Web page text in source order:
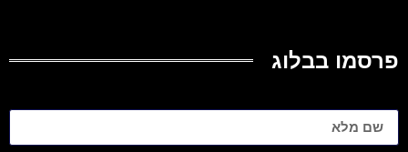
פרסמו בבלוג